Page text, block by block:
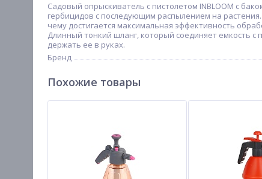
Садовый опрыскиватель с пистолетом INBLOOM с
гербицидов с последующим распылением на
чему достигается максимальная эффективность
Длинный тонкий шланг, который соединяет емкость
держать ее в руках.
Бренд
Похожие товары